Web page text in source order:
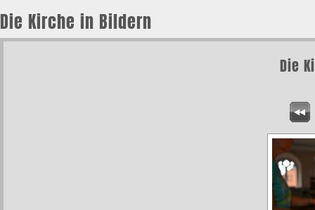
Die Kirche in Bildern
Die